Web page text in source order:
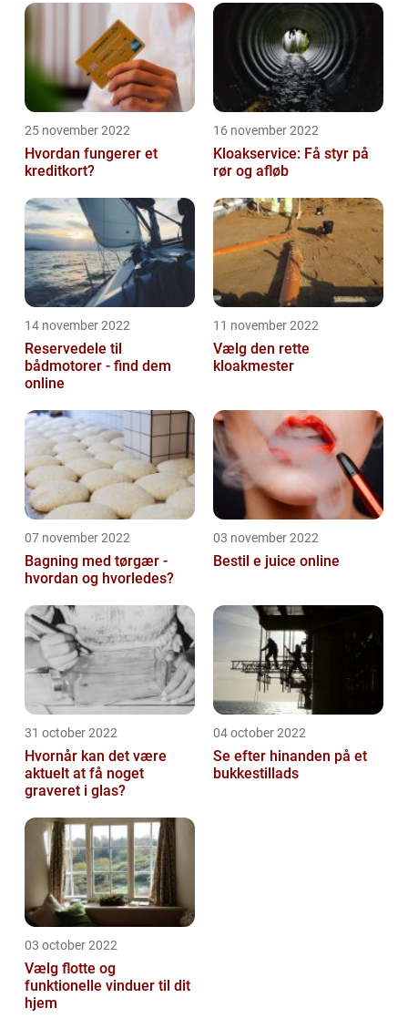
25 november 2022
Hvordan fungerer et
kreditkort?
16 november 2022
Kloakservice: Få styr på
rør og afløb
14 november 2022
Reservedele til
bådmotorer - find dem
online
11 november 2022
Vælg den rette
kloakmester
07 november 2022
Bagning med tørgær -
hvordan og hvorledes?
03 november 2022
Bestil e juice online
31 october 2022
Hvornår kan det være
aktuelt at få noget
graveret i glas?
04 october 2022
Se efter hinanden på et
bukkestillads
03 october 2022
Vælg flotte og
funktionelle vinduer til dit
hjem